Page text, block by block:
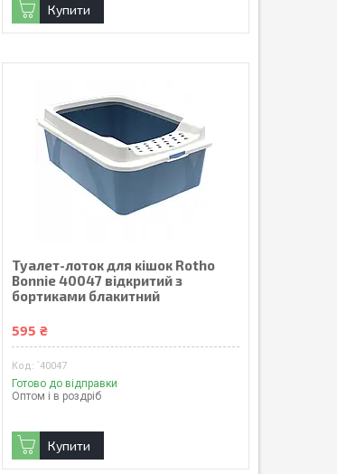
Купити
Туалет-лоток для кішок Rotho
Bonnie 40047 відкритий з
бортиками блакитний
595 ₴
`40047
Готово до відправки
Оптом і в роздріб
Купити